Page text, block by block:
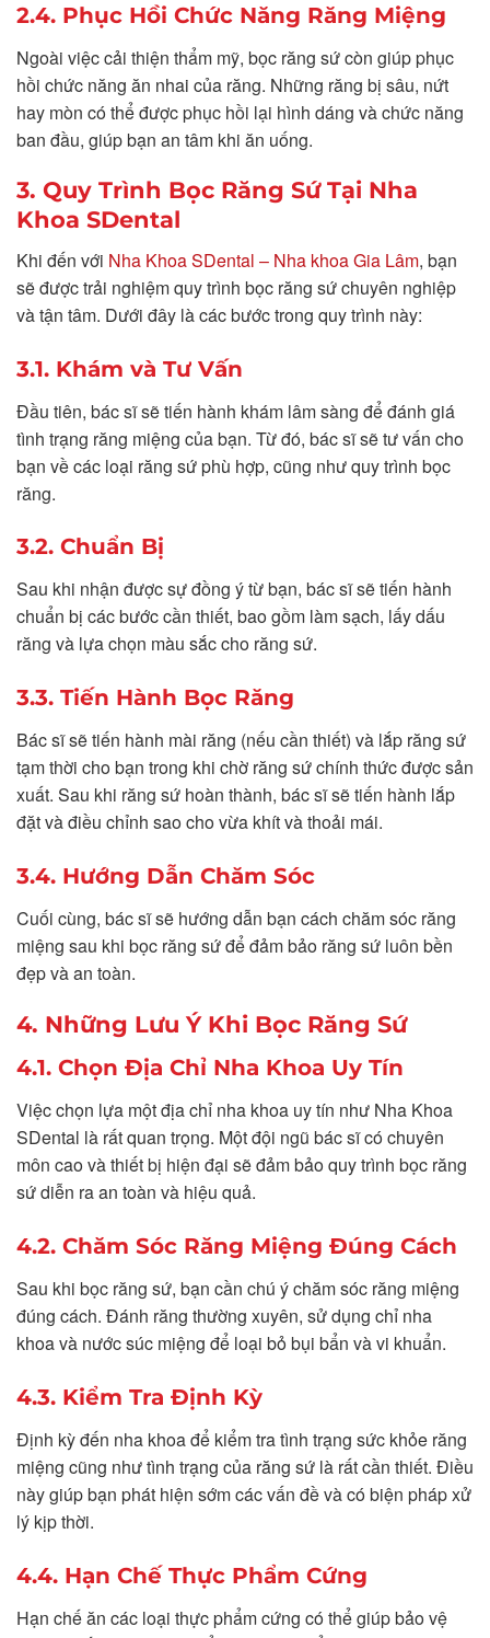
2.4. Phục Hồi Chức Năng Răng Miệng
Ngoài việc cải thiện thẩm mỹ, bọc răng sứ còn giúp phục
hồi chức năng ăn nhai của răng. Những răng bị sâu, nứt
hay mòn có thể được phục hồi lại hình dáng và chức năng
ban đầu, giúp bạn an tâm khi ăn uống.
3. Quy Trình Bọc Răng Sứ Tại Nha
Khoa SDental
Khi đến với Nha Khoa SDental – Nha khoa Gia Lâm, bạn
sẽ được trải nghiệm quy trình bọc răng sứ chuyên nghiệp
và tận tâm. Dưới đây là các bước trong quy trình này:
3.1. Khám và Tư Vấn
Đầu tiên, bác sĩ sẽ tiến hành khám lâm sàng để đánh giá
tình trạng răng miệng của bạn. Từ đó, bác sĩ sẽ tư vấn cho
bạn về các loại răng sứ phù hợp, cũng như quy trình bọc
răng.
3.2. Chuẩn Bị
Sau khi nhận được sự đồng ý từ bạn, bác sĩ sẽ tiến hành
chuẩn bị các bước cần thiết, bao gồm làm sạch, lấy dấu
răng và lựa chọn màu sắc cho răng sứ.
3.3. Tiến Hành Bọc Răng
Bác sĩ sẽ tiến hành mài răng (nếu cần thiết) và lắp răng sứ
tạm thời cho bạn trong khi chờ răng sứ chính thức được sản
xuất. Sau khi răng sứ hoàn thành, bác sĩ sẽ tiến hành lắp
đặt và điều chỉnh sao cho vừa khít và thoải mái.
3.4. Hướng Dẫn Chăm Sóc
Cuối cùng, bác sĩ sẽ hướng dẫn bạn cách chăm sóc răng
miệng sau khi bọc răng sứ để đảm bảo răng sứ luôn bền
đẹp và an toàn.
4. Những Lưu Ý Khi Bọc Răng Sứ
4.1. Chọn Địa Chỉ Nha Khoa Uy Tín
Việc chọn lựa một địa chỉ nha khoa uy tín như Nha Khoa
SDental là rất quan trọng. Một đội ngũ bác sĩ có chuyên
môn cao và thiết bị hiện đại sẽ đảm bảo quy trình bọc răng
sứ diễn ra an toàn và hiệu quả.
4.2. Chăm Sóc Răng Miệng Đúng Cách
Sau khi bọc răng sứ, bạn cần chú ý chăm sóc răng miệng
đúng cách. Đánh răng thường xuyên, sử dụng chỉ nha
khoa và nước súc miệng để loại bỏ bụi bẩn và vi khuẩn.
4.3. Kiểm Tra Định Kỳ
Định kỳ đến nha khoa để kiểm tra tình trạng sức khỏe răng
miệng cũng như tình trạng của răng sứ là rất cần thiết. Điều
này giúp bạn phát hiện sớm các vấn đề và có biện pháp xử
lý kịp thời.
4.4. Hạn Chế Thực Phẩm Cứng
Hạn chế ăn các loại thực phẩm cứng có thể giúp bảo vệ